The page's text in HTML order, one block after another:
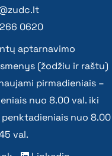
0620
aptarnavimo
(žodžiu ir raštu)
pirmadieniais –
nuo 8.00 val. iki
penktadieniais nuo 8.00
val.